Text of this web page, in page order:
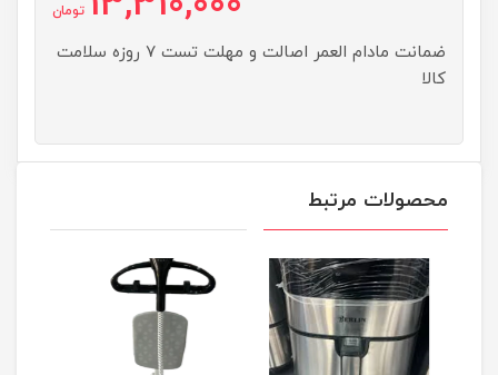
تومان
ضمانت مادام العمر اصالت و مهلت تست ۷ روزه سلامت
کالا
محصولات مرتبط